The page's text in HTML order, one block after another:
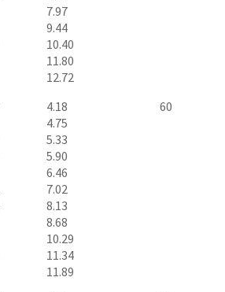
7.97
9.44
10.40
11.80
12.72
4.18
4.75
5.33
5.90
6.46
7.02
8.13
8.68
10.29
11.34
11.89
60